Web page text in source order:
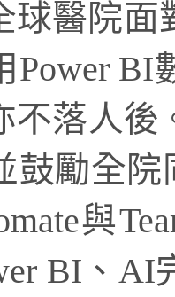
球醫院
Power
不落人後
鼓勵全院
與
BI、